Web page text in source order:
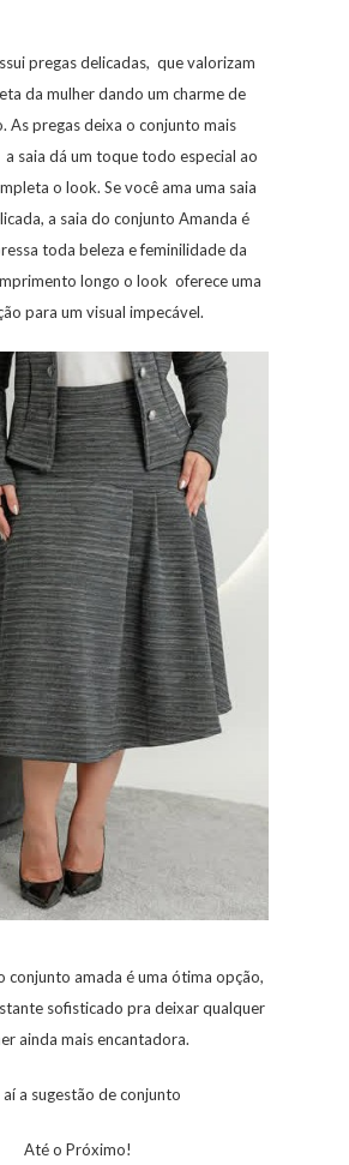
pregas delicadas, que valorizam
da mulher dando um charme de
As pregas deixa o conjunto mais
saia dá um toque todo especial ao
o look. Se você ama uma saia
a saia do conjunto Amanda é
toda beleza e feminilidade da
longo o look oferece uma
para um visual impecável.
conjunto amada é uma ótima opção,
sofisticado pra deixar qualquer
ainda mais encantadora.
aí a sugestão de conjunto
Até o Próximo!